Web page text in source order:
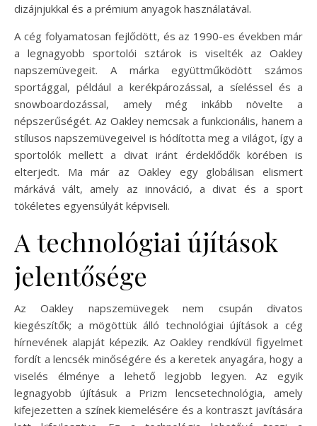
dizájnjukkal és a prémium anyagok használatával.
A cég folyamatosan fejlődött, és az 1990-es években már
a legnagyobb sportolói sztárok is viselték az Oakley
napszemüvegeit. A márka együttműködött számos
sportággal, például a kerékpározással, a síeléssel és a
snowboardozással, amely még inkább növelte a
népszerűségét. Az Oakley nemcsak a funkcionális, hanem a
stílusos napszemüvegeivel is hódította meg a világot, így a
sportolók mellett a divat iránt érdeklődők körében is
elterjedt. Ma már az Oakley egy globálisan elismert
márkává vált, amely az innováció, a divat és a sport
tökéletes egyensúlyát képviseli.
A technológiai újítások
jelentősége
Az Oakley napszemüvegek nem csupán divatos
kiegészítők; a mögöttük álló technológiai újítások a cég
hírnevének alapját képezik. Az Oakley rendkívül figyelmet
fordít a lencsék minőségére és a keretek anyagára, hogy a
viselés élménye a lehető legjobb legyen. Az egyik
legnagyobb újításuk a Prizm lencsetechnológia, amely
kifejezetten a színek kiemelésére és a kontraszt javítására